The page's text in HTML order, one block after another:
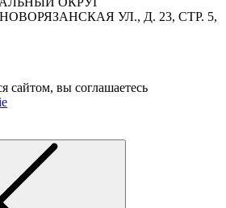
УЛ., Д. 23, СТР. 5,
сайтом, вы соглашаетесь